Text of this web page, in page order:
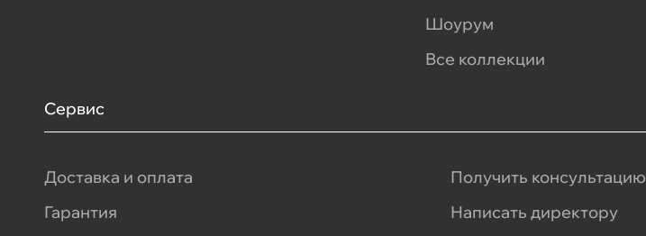
Шоурум
Все коллекции
Сервис
Доставка и оплата
Гарантия
Получить консультацию
Написать директору